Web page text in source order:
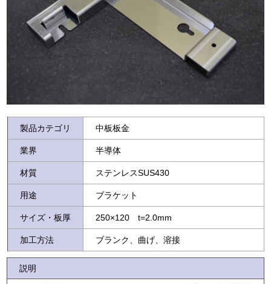
製品カテゴリ 中板板金
業界 半導体
材質 ステンレスSUS430
用途 ブラケット
サイズ・板厚 250×120 t=2.0mm
加工方法 ブランク、曲げ、溶接
説明